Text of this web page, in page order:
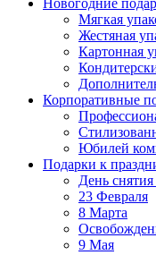
Новогодние
Мягкая
Жестяная
Картонная
Корпоративные
Юбилей
Подарки к
День
23 Февраля
8 Марта
9 Мая